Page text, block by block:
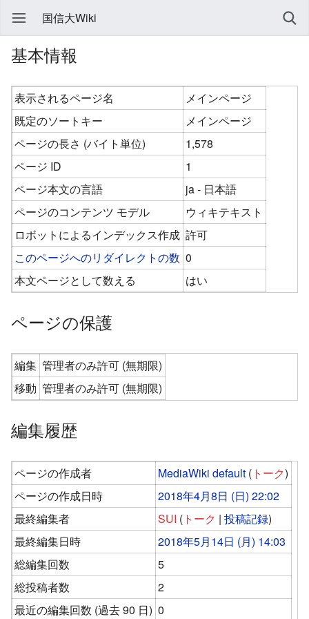
国信大Wiki
基本情報
表示されるページ名
メインページ
既定のソートキー
メインページ
ページの長さ (バイト単位)
1,578
ページ ID
1
ページ本文の言語
ja - 日本語
ページのコンテンツ モデル
ウィキテキスト
ロボットによるインデックス作成 許可
このページへのリダイレクトの数 0
本文ページとして数える
はい
ページの保護
編集 管理者のみ許可 (無期限)
移動 管理者のみ許可 (無期限)
編集履歴
ページの作成者 MediaWiki default ( トーク)
ページの作成日時
2018年4月8日 (日) 22:02
最終編集者
SUI ( トーク |投稿記録)
最終編集日時
2018年5月14日 (月) 14:03
総編集回数
5
総投稿者数
2
最近の編集回数 (過去 90 日) 0